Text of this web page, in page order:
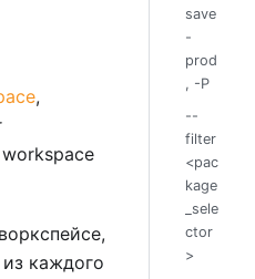
,
каждого
save
-
prod
, -P
--
filter
<pac
kage
_sele
ctor
>